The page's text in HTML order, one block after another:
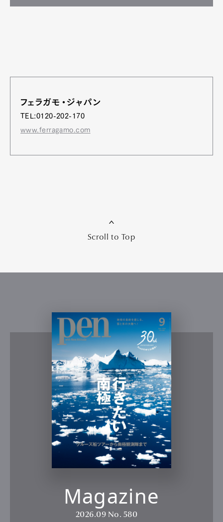
フェラガモ・ジャパン
TEL:0120-202-170
www.ferragamo.com
Scroll to Top
Magazine
2026.09 No. 580